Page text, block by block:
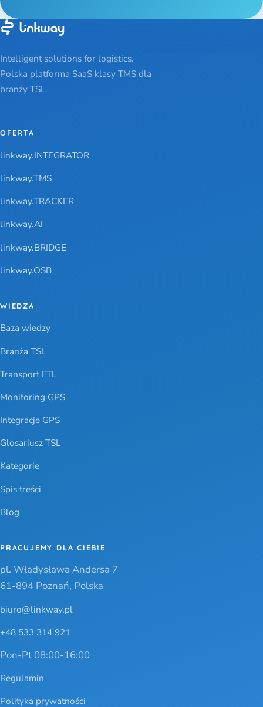
Intelligent solutions for logistics.
Polska platforma SaaS klasy TMS dla
branży TSL.
OFERTA
linkway.INTEGRATOR
linkway.TMS
linkway.TRACKER
linkway.AI
linkway.BRIDGE
linkway.OSB
WIEDZA
Baza wiedzy
Branża TSL
Transport FTL
Monitoring GPS
Integracje GPS
Glosariusz TSL
Kategorie
Spis treści
Blog
PRACUJEMY DLA CIEBIE
pl. Władysława Andersa 7
61-894 Poznań, Polska
biuro@linkway.pl
+48 533 314 921
Pon-Pt 08:00-16:00
Regulamin
Polityka prywatności